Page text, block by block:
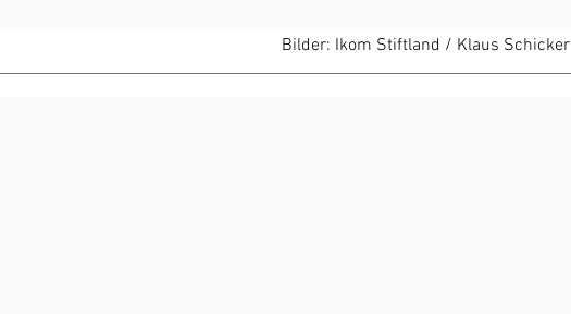
Bilder: Ikom Stiftland / Klaus Schicker